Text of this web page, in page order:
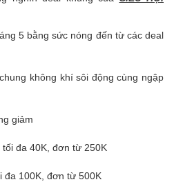
5 bằng sức nóng đến từ các deal
không khí sôi động cùng ngập
giảm
đa 40K, đơn từ 250K
đa 100K, đơn từ 500K